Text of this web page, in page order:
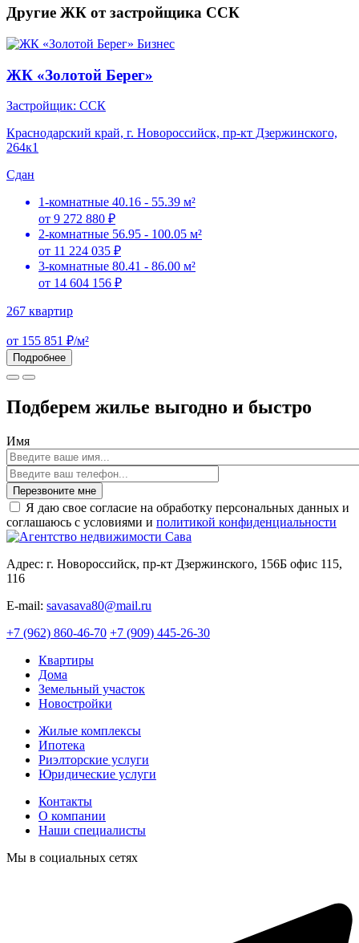
Другие ЖК от застройщика ССК
Бизнес
ЖК «Золотой Берег»
Застройщик: ССК
Краснодарский край, г. Новороссийск, пр-кт Дзержинского,
264к1
Сдан
1-комнатные 40.16 - 55.39 м²
от 9 272 880 ₽
2-комнатные 56.95 - 100.05 м²
от 11 224 035 ₽
3-комнатные 80.41 - 86.00 м²
от 14 604 156 ₽
267 квартир
от 155 851 ₽/м²
Подробнее
Подберем жилье выгодно и быстро
Имя
Перезвоните мне
Я даю свое согласие на обработку персональных данных и
соглашаюсь с условиями и политикой конфиденциальности
Адрес: г. Новороссийск, пр-кт Дзержинского, 156Б офис 115,
116
E-mail: savasava80@mail.ru
+7 (962) 860-46-70 +7 (909) 445-26-30
Квартиры
Дома
Земельный участок
Новостройки
Жилые комплексы
Ипотека
Риэлторские услуги
Юридические услуги
Контакты
О компании
Наши специалисты
Мы в социальных сетях